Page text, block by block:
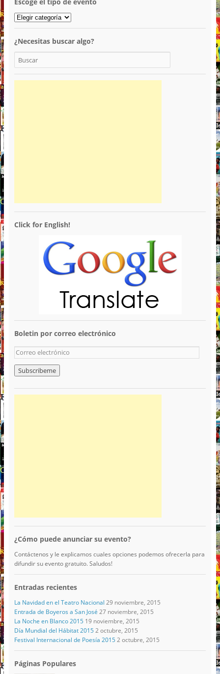
Escoge el tipo de evento
¿Necesitas buscar algo?
Click for English!
Boletin por correo electrónico
¿Cómo puede anunciar su evento?
Contáctenos y le explicamos cuales opciones podemos ofrecerla para
difundir su evento gratuito. Saludos!
Entradas recientes
La Navidad en el Teatro Nacional 29 noviembre, 2015
Entrada de Boyeros a San José 27 noviembre, 2015
La Noche en Blanco 2015 19 noviembre, 2015
Día Mundial del Hábitat 2015 2 octubre, 2015
Festival Internacional de Poesía 2015 2 octubre, 2015
Páginas Populares